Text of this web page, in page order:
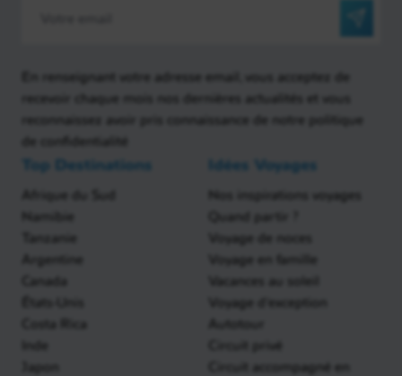
En renseignant votre adresse email, vous acceptez de
recevoir chaque mois nos dernières actualités et vous
reconnaissez avoir pris connaissance de notre politique
de confidentialité
Top Destinations
Afrique du Sud
Namibie
Tanzanie
Argentine
Canada
États-Unis
Costa Rica
Inde
Japon
Idées Voyages
Nos inspirations voyages
Quand partir ?
Voyage de noces
Voyage en famille
Vacances au soleil
Voyage d'exception
Autotour
Circuit privé
Circuit accompagné en